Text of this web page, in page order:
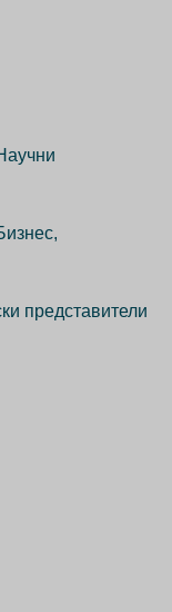
представители